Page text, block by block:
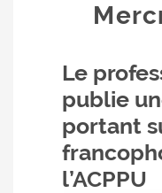
Le
publie
portant
l’ACPPU